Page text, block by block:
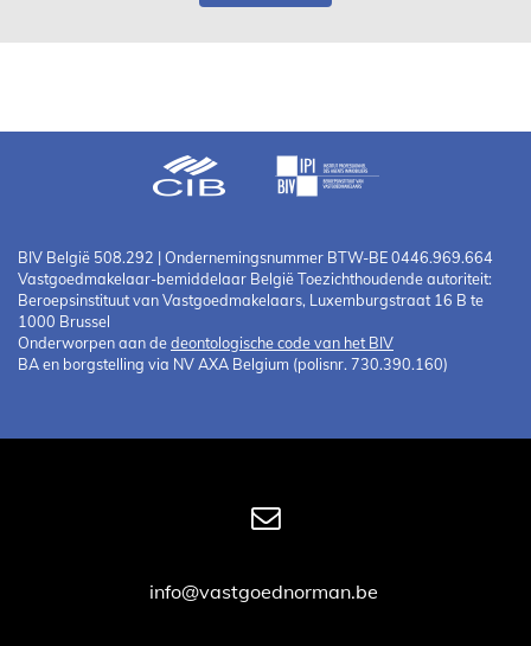
BIV België 508.292 | Ondernemingsnummer BTW-BE 0446.969.664
Vastgoedmakelaar-bemiddelaar België Toezichthoudende autoriteit:
Beroepsinstituut van Vastgoedmakelaars, Luxemburgstraat 16 B te
1000 Brussel
Onderworpen aan dedeontologische code van het BIV
BA en borgstelling via NV AXA Belgium (polisnr. 730.390.160)
info@vastgoednorman.be